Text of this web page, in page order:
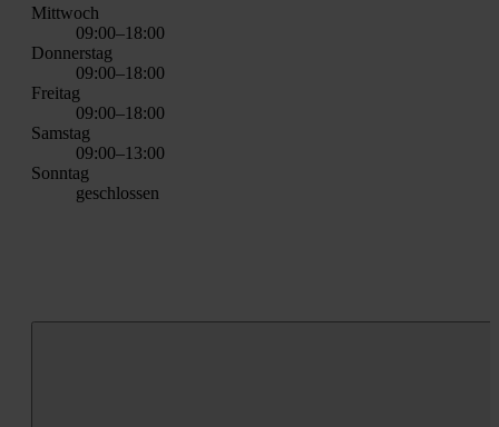
Mitt­woch
09:00–18:00
Don­ners­tag
09:00–18:00
Frei­tag
09:00–18:00
Sams­tag
09:00–13:00
Sonn­tag
geschlos­sen